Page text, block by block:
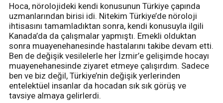
Hoca, nörolojideki kendi konusunun Türkiye çapında
uzmanlarından birisi idi. Nitekim Türkiye’de nöroloji
ihtisasını tamamladıktan sonra, kendi konusuyla ilgili
Kanada’da da çalışmalar yapmıştı. Emekli olduktan
sonra muayenehanesinde hastalarını takibe devam etti.
Ben de değişik vesilelerle her İzmir’e gelişimde hocayı
muayenehanesinde ziyaret etmeye çalışırdım. Sadece
ben ve biz değil, Türkiye’nin değişik yerlerinden
entelektüel insanlar da hocadan sık sık görüş ve
tavsiye almaya gelirlerdi.